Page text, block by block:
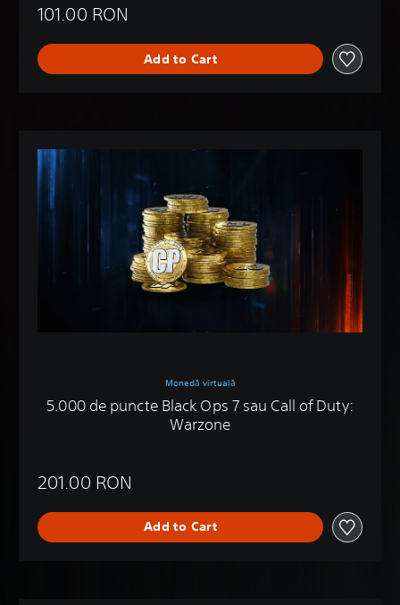
101.00 RON
Add to Cart
Monedă virtuală
5.000 de puncte Black Ops 7 sau Call of Duty:
Warzone
201.00 RON
Add to Cart